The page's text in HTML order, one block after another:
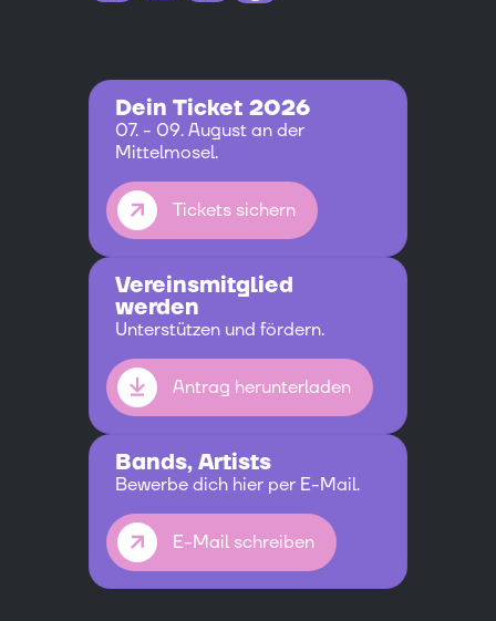
Dein Ticket 2026
07. - 09. August an der
Mittelmosel.
Tickets sichern
Vereinsmitglied
werden
Unterstützen und fördern.
Antrag herunterladen
Bands, Artists
Bewerbe dich hier per E-Mail.
E-Mail schreiben